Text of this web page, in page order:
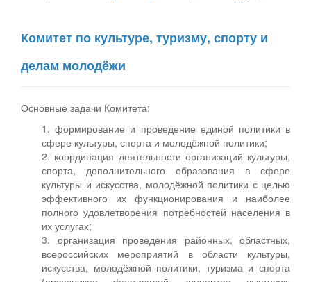
Комитет по культуре, туризму, спорту и
делам молодёжи
Основные задачи Комитета:
1. формирование и проведение единой политики в
сфере культуры, спорта и молодёжной политики;
2. координация деятельности организаций культуры,
спорта, дополнительного образования в сфере
культуры и искусства, молодёжной политики с целью
эффективного их функционирования и наиболее
полного удовлетворения потребностей населения в
их услугах;
3. организация проведения районных, областных,
всероссийских мероприятий в области культуры,
искусства, молодёжной политики, туризма и спорта